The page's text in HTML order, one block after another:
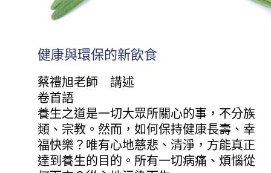
健康與環保的新飲食
蔡禮旭老師 講述
卷首語
養生之道是一切大眾所關心的事，不分族
類、宗教。然而，如何保持健康長壽、幸
福快樂？唯有心地慈悲、清淨，方能真正
達到養生的目的。所有一切病痛、煩惱從